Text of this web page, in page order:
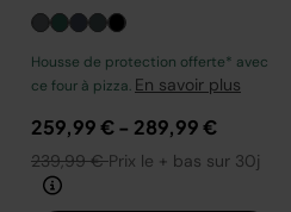
Housse de protection offerte* avec
ce four à pizza. En savoir plus
259,99 €- 289,99 €
239,99 €Prix le + bas sur 30j